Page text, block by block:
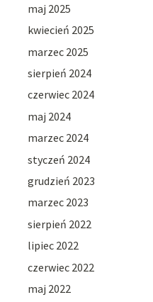
maj 2025
kwiecień 2025
marzec 2025
sierpień 2024
czerwiec 2024
maj 2024
marzec 2024
styczeń 2024
grudzień 2023
marzec 2023
sierpień 2022
lipiec 2022
czerwiec 2022
maj 2022